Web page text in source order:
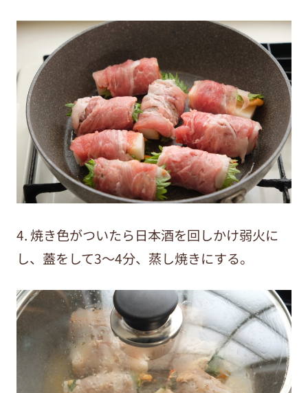
4. 焼き色がついたら日本酒を回しかけ弱火に
し、蓋をして3～4分、蒸し焼きにする。